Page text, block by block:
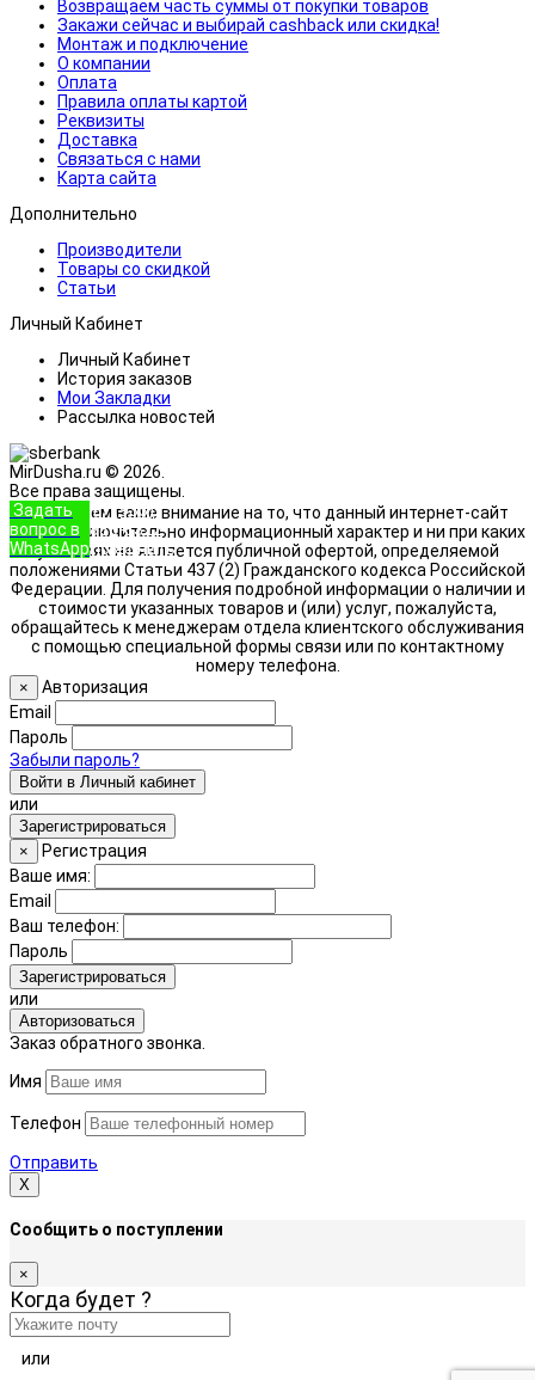
Возвращаем часть суммы от покупки товаров
Закажи сейчас и выбирай cashback или скидка!
Монтаж и подключение
О компании
Оплата
Правила оплаты картой
Реквизиты
Доставка
Связаться с нами
Карта сайта
Дополнительно
Производители
Товары со скидкой
Статьи
Личный Кабинет
Личный Кабинет
История заказов
Мои Закладки
Рассылка новостей
MirDusha.ru © 2026.
Все права защищены.
Обращаем ваше внимание на то, что данный интернет-сайт
носит исключительно информационный характер и ни при каких
условиях не является публичной офертой, определяемой
положениями Статьи 437 (2) Гражданского кодекса Российской
Федерации. Для получения подробной информации о наличии и
стоимости указанных товаров и (или) услуг, пожалуйста,
обращайтесь к менеджерам отдела клиентского обслуживания
с помощью специальной формы связи или по контактному
номеру телефона.
Задать
вопрос в
WhatsApp
+7 (933)
888-8322
Позвонить
×
Авторизация
Email
Пароль
Забыли пароль?
Войти в Личный кабинет
или
Зарегистрироваться
×
Регистрация
Ваше имя:
Email
Ваш телефон:
Пароль
Зарегистрироваться
или
Авторизоваться
Заказ обратного звонка.
Имя
Телефон
Отправить
Х
Сообщить о поступлении
×
Когда будет ?
или